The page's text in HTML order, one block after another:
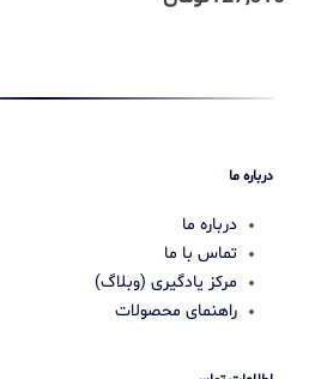
درباره ما
درباره ما
تماس با ما
مرکز یادگیری (وبلاگ)
راهنمای محصولات